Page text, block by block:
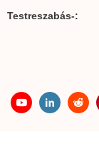
Testreszabás-: